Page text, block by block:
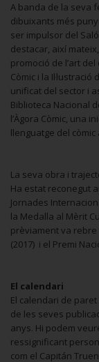
A banda de la seva
dibuixants més
ser impulsor del
destacar, així
promoció de l’art
Còmic i la
unificat del sector i
Biblioteca Nacional
l’Àgora Còmic, una
llenguatge del
La seva obra i
Ha estat reconegut
Jornades
la Medalla al Mèrit
prèviament va rebre
(2017) i el Premi
El calendari
El calendari de
de les seves
anys. Hi podem
ressignificant
com el Capitán